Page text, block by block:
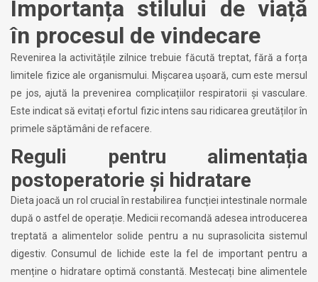
Importanța stilului de viață
în procesul de vindecare
Revenirea la activitățile zilnice trebuie făcută treptat, fără a forța
limitele fizice ale organismului. Mișcarea ușoară, cum este mersul
pe jos, ajută la prevenirea complicațiilor respiratorii și vasculare.
Este indicat să evitați efortul fizic intens sau ridicarea greutăților în
primele săptămâni de refacere.
Reguli pentru alimentația
postoperatorie și hidratare
Dieta joacă un rol crucial în restabilirea funcției intestinale normale
după o astfel de operație. Medicii recomandă adesea introducerea
treptată a alimentelor solide pentru a nu suprasolicita sistemul
digestiv. Consumul de lichide este la fel de important pentru a
menține o hidratare optimă constantă. Mestecați bine alimentele